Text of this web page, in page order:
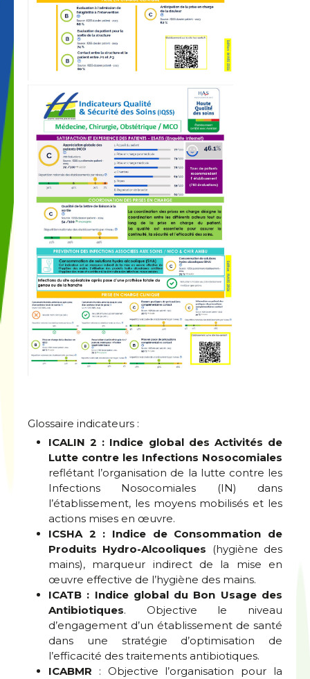
Glossaire indicateurs :
ICALIN 2 : Indice global des Activités de
Lutte contre les Infections Nosocomiales
reflétant l’organisation de la lutte contre les
Infections Nosocomiales (IN) dans
l’établissement, les moyens mobilisés et les
actions mises en œuvre.
ICSHA 2 : Indice de Consommation de
Produits Hydro-Alcooliques (hygiène des
mains), marqueur indirect de la mise en
œuvre effective de l’hygiène des mains.
ICATB : Indice global du Bon Usage des
Antibiotiques. Objective le niveau
d’engagement d’un établissement de santé
dans une stratégie d’optimisation de
l’efficacité des traitements antibiotiques.
ICABMR : Objective l’organisation pour la